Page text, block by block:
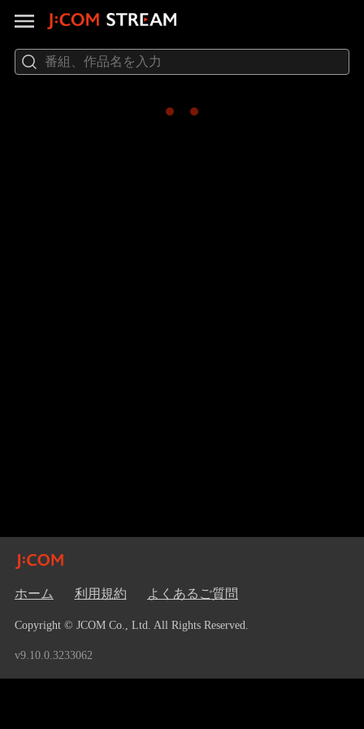
ホーム 利用規約 よくあるご質問
Copyright © JCOM Co., Ltd. All Rights Reserved.
v9.10.0.3233062